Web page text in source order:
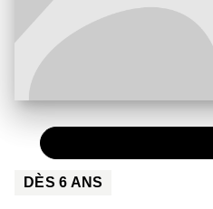
DÈS6 ANS